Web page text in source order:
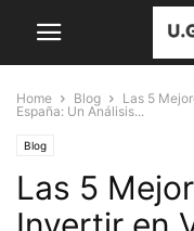
Home Blog
Las 5
España: Un Análisis...
Blog
Las 5